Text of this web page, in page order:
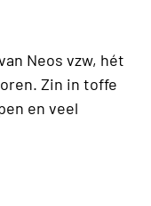
Neos vzw, hét
Zin in toffe
en veel